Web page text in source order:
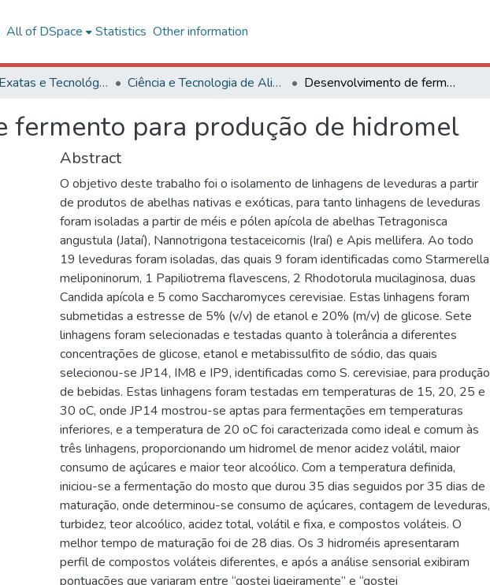
All of DSpace Statistics Other information
Ciências Exatas e Tecnológicas Ciência e Tecnologia de Alimentos Desenvolvimento de fermento para produção de hidromel
fermento para produção de hidromel
Abstract
O objetivo deste trabalho foi o isolamento de linhagens de leveduras a partir
de produtos de abelhas nativas e exóticas, para tanto linhagens de leveduras
foram isoladas a partir de méis e pólen apícola de abelhas Tetragonisca
angustula (Jataí), Nannotrigona testaceicornis (Iraí) e Apis mellifera. Ao todo
19 leveduras foram isoladas, das quais 9 foram identificadas como Starmerella
meliponinorum, 1 Papiliotrema flavescens, 2 Rhodotorula mucilaginosa, duas
Candida apícola e 5 como Saccharomyces cerevisiae. Estas linhagens foram
submetidas a estresse de 5% (v/v) de etanol e 20% (m/v) de glicose. Sete
linhagens foram selecionadas e testadas quanto à tolerância a diferentes
concentrações de glicose, etanol e metabissulfito de sódio, das quais
selecionou-se JP14, IM8 e IP9, identificadas como S. cerevisiae, para produção
de bebidas. Estas linhagens foram testadas em temperaturas de 15, 20, 25 e
30 oC, onde JP14 mostrou-se aptas para fermentações em temperaturas
inferiores, e a temperatura de 20 oC foi caracterizada como ideal e comum às
três linhagens, proporcionando um hidromel de menor acidez volátil, maior
consumo de açúcares e maior teor alcoólico. Com a temperatura definida,
iniciou-se a fermentação do mosto que durou 35 dias seguidos por 35 dias de
maturação, onde determinou-se consumo de açúcares, contagem de leveduras,
turbidez, teor alcoólico, acidez total, volátil e fixa, e compostos voláteis. O
melhor tempo de maturação foi de 28 dias. Os 3 hidroméis apresentaram
perfil de compostos voláteis diferentes, e após a análise sensorial exibiram
pontuações que variaram entre “gostei ligeiramente” e “gostei